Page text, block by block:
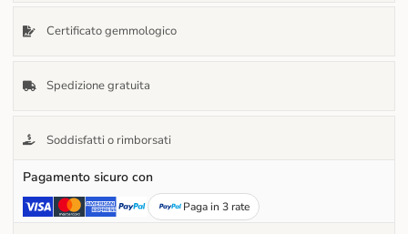
Certificato gemmologico
Spedizione gratuita
Soddisfatti o rimborsati
Pagamento sicuro con
Paga in 3 rate